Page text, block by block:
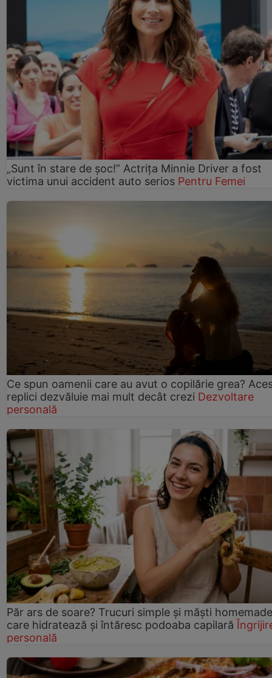
„Sunt în stare de șoc!” Actrița Minnie Driver a fost
victima unui accident auto serios Pentru Femei
Ce spun oamenii care au avut o copilărie grea?
replici dezvăluie mai mult decât crezi Dezvoltare
personală
Păr ars de soare? Trucuri simple și măști homemade
care hidratează și întăresc podoaba capilară
personală